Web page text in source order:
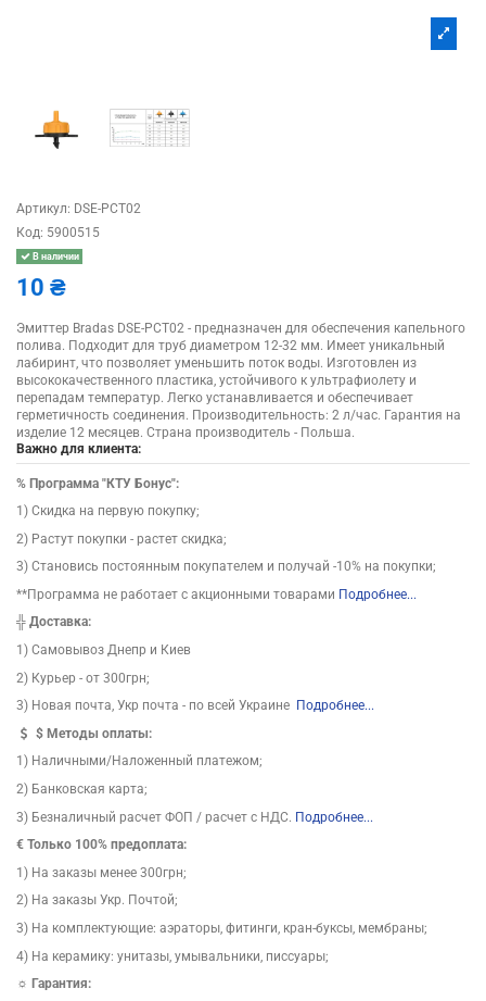
Артикул: DSE-PCT02
Код: 5900515
В наличии
10 ₴
Эмиттер Bradas DSE-PCT02 - предназначен для обеспечения капельного
полива. Подходит для труб диаметром 12-32 мм. Имеет уникальный
лабиринт, что позволяет уменьшить поток воды. Изготовлен из
высококачественного пластика, устойчивого к ультрафиолету и
перепадам температур. Легко устанавливается и обеспечивает
герметичность соединения. Производительность: 2 л/час. Гарантия на
изделие 12 месяцев. Страна производитель - Польша.
Важно для клиента:
% Программа "КТУ Бонус":
1) Скидка на первую покупку;
2) Растут покупки - растет скидка;
3) Становись постоянным покупателем и получай -10% на покупки;
**Программа не работает с акционными товарами Подробнее...
╬ Доставка:
1) Самовывоз Днепр и Киев
2) Курьер - от 300грн;
3) Новая почта, Укр почта - по всей Украине Подробнее...
$Методы оплаты:
1) Наличными/Наложенный платежом;
2) Банковская карта;
3) Безналичный расчет ФОП / расчет с НДС. Подробнее...
€ Только 100% предоплата:
1) На заказы менее 300грн;
2) На заказы Укр. Почтой;
3) На комплектующие: аэраторы, фитинги, кран-буксы, мембраны;
4) На керамику: унитазы, умывальники, писсуары;
☼ Гарантия: